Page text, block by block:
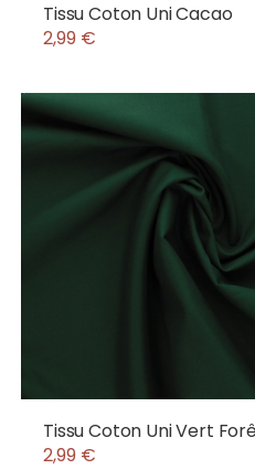
Tissu Coton Uni Cacao
2,99 €
Tissu Coton Uni Vert
2,99 €